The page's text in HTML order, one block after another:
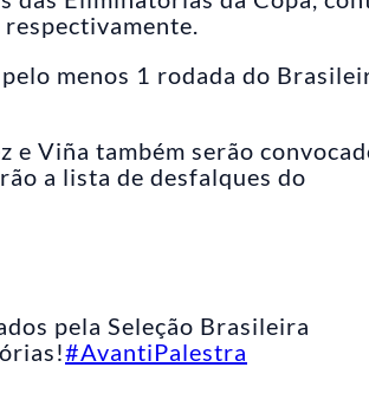
menos 1 rodada do
e Viña também serão
a lista de desfalques do
pela Seleção Brasileira
#AvantiPalestra